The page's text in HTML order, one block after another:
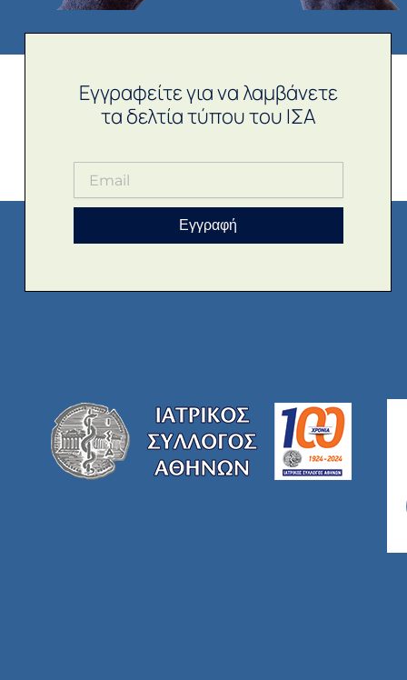
Εγγραφείτε για να λαμβάνετε
τα δελτία τύπου του ΙΣΑ
Εγγραφή